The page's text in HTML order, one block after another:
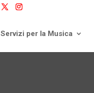
Servizi per la Musica